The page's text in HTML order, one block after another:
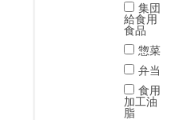
集団
給食用
食品
惣菜
弁当
食用
加工油
脂